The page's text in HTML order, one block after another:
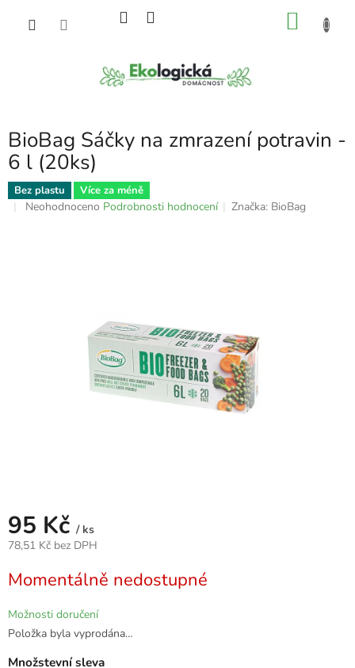
BioBag Sáčky na zmrazení potravin -
6 l (20ks)
Bez plastu Více za méně
Průměrné
Neohodnoceno Podrobnosti hodnocení Značka: BioBag
95 Kč / ks
78,51 Kč bez DPH
cena:
Momentálně nedostupné
Možnosti doručení
Položka byla vyprodána…
Množstevní sleva